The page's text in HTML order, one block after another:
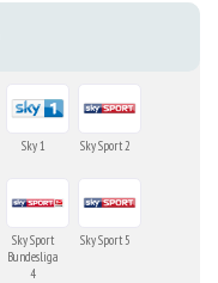
Sky 1 Sky Sport 2
Sky Sport
Bundesliga
4
Sky Sport 5